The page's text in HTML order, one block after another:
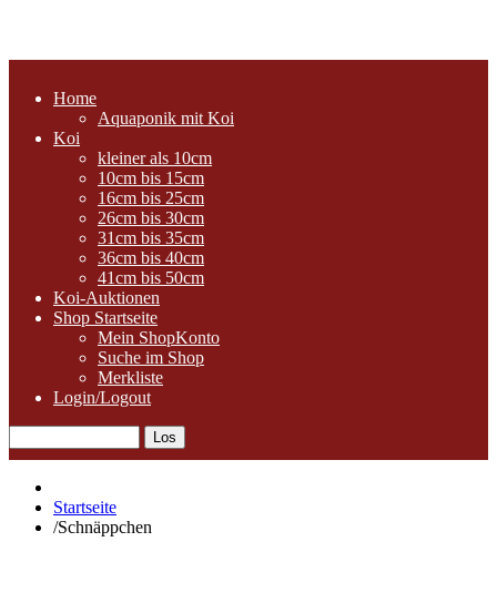
Home
Aquaponik mit Koi
Koi
kleiner als 10cm
10cm bis 15cm
16cm bis 25cm
26cm bis 30cm
31cm bis 35cm
36cm bis 40cm
41cm bis 50cm
Koi-Auktionen
Shop Startseite
Mein ShopKonto
Suche im Shop
Merkliste
Login/Logout
Startseite
/Schnäppchen